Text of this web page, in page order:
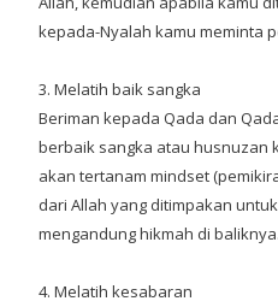
kepada-Nyalah kamu meminta
3. Melatih baik sangka
Beriman kepada Qada dan
berbaik sangka atau husnuzan
akan tertanam mindset
dari Allah yang ditimpakan
mengandung hikmah di baliknya.
4. Melatih kesabaran